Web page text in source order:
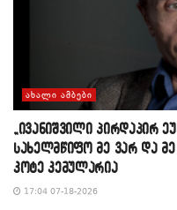
ᲐᲮᲐᲚᲘ ᲐᲛᲑᲔᲑᲘ
„ივანიშვილი პირდაპირ
სახელმწიფო მე ვარ და
კოტე კემულარია
17:04 07-18-2026